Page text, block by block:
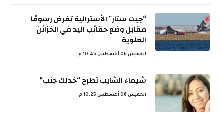
“جيت ستار” الأسترالية تفرض رسومًا
مقابل وضع حقائب اليد في الخزائن
العلوية
الخميس 06 أغسطس 10:46 م
شيماء الشايب تطرح “خدلك جنب”
الخميس 06 أغسطس 10:25 م